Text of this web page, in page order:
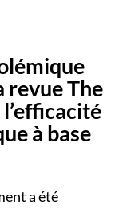
revue The
à base
a été